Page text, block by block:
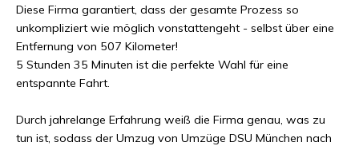
Diese Firma garantiert, dass der gesamte Prozess so
unkompliziert wie möglich vonstattengeht - selbst über eine
Entfernung von 507 Kilometer!
5 Stunden 35 Minuten ist die perfekte Wahl für eine
entspannte Fahrt.
Durch jahrelange Erfahrung weiß die Firma genau, was zu
tun ist, sodass der Umzug von Umzüge DSU München nach